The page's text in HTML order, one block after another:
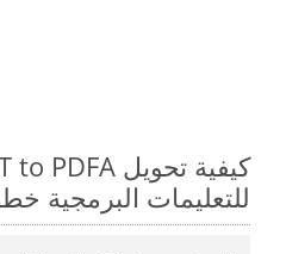
للتعليمات البرمجية